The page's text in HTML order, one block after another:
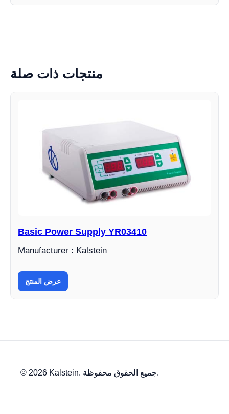
منتجات ذات صلة
Basic Power Supply YR03410
Manufacturer : Kalstein
عرض المنتج
© 2026 Kalstein. جميع الحقوق محفوظة.